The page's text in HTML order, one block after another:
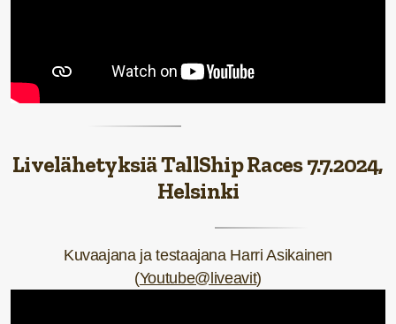
Livelähetyksiä TallShip Races 7.7.2024,
Helsinki
Kuvaajana ja testaajana Harri Asikainen
(Youtube@liveavit)